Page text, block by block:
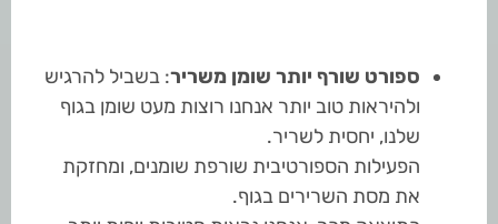
ספורט שורף יותר שומן משריר: בשביל להרגיש
ולהיראות טוב יותר אנחנו רוצות מעט שומן בגוף
שלנו, יחסית לשריר.
הפעילות הספורטיבית שורפת שומנים, ומחזקת
את מסת השרירים בגוף.